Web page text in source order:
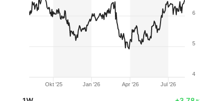
Okt '25 Jan '26 Apr '26 Jul '26
4
5
6